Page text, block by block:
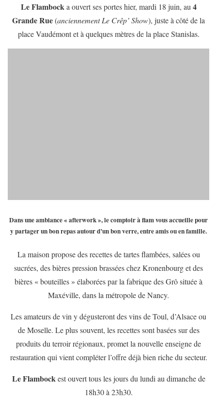
Le Flambock a ouvert ses portes hier, mardi 18 juin, au 4
Grande Rue(anciennement Le Crêp’ Show), juste à côté de la
place Vaudémont et à quelques mètres de la place Stanislas.
Dans une ambiance « afterwork », le comptoir à flam vous accueille pour
y partager un bon repas autour d’un bon verre, entre amis ou en famille.
La maison propose des recettes de tartes flambées, salées ou
sucrées, des bières pression brassées chez Kronenbourg et des
bières « bouteilles » élaborées par la fabrique des Grô située à
Maxéville, dans la métropole de Nancy.
Les amateurs de vin y dégusteront des vins de Toul, d’Alsace ou
de Moselle. Le plus souvent, les recettes sont basées sur des
produits du terroir régionaux, promet la nouvelle enseigne de
restauration qui vient compléter l’offre déjà bien riche du secteur.
Le Flambock est ouvert tous les jours du lundi au dimanche de
18h30 à 23h30.